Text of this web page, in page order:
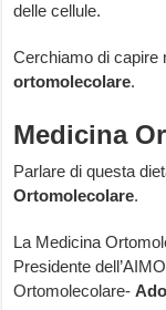
delle cellule.
Cerchiamo di capire
ortomolecolare.
Medicina
Parlare di questa
Ortomolecolare.
La Medicina
Presidente
Ortomolecolare-